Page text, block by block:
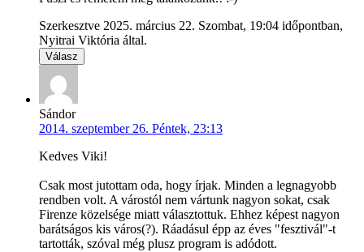
Szerkesztve 2025. március 22. Szombat, 19:04 időpontban,
Nyitrai Viktória által.
Válasz
Sándor
2014. szeptember 26. Péntek, 23:13
Kedves Viki!
Csak most jutottam oda, hogy írjak. Minden a legnagyobb
rendben volt. A várostól nem vártunk nagyon sokat, csak
Firenze közelsége miatt választottuk. Ehhez képest nagyon
barátságos kis város(?). Ráadásul épp az éves "fesztivál"-t
tartották, szóval még plusz program is adódott.